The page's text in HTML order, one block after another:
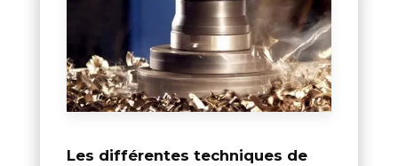
Les différentes techniques de